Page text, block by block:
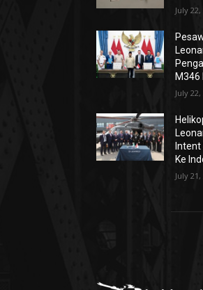
July
M346
July
Ke
July